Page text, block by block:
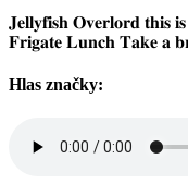
𝐉𝐞𝐥𝐥𝐲𝐟𝐢𝐬𝐡 𝐎𝐯𝐞𝐫𝐥𝐨𝐫𝐝 𝐭𝐡𝐢𝐬
𝐅𝐫𝐢𝐠𝐚𝐭𝐞 𝐋𝐮𝐧𝐜𝐡 𝐓𝐚𝐤𝐞 𝐚
Hlas značky: